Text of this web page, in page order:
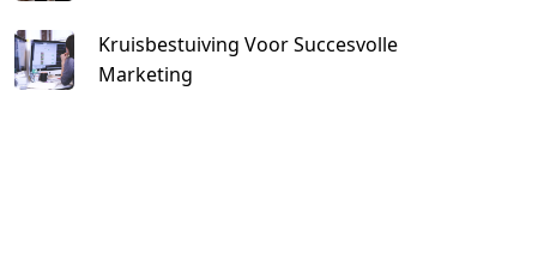
Kruisbestuiving Voor Succesvolle
Marketing